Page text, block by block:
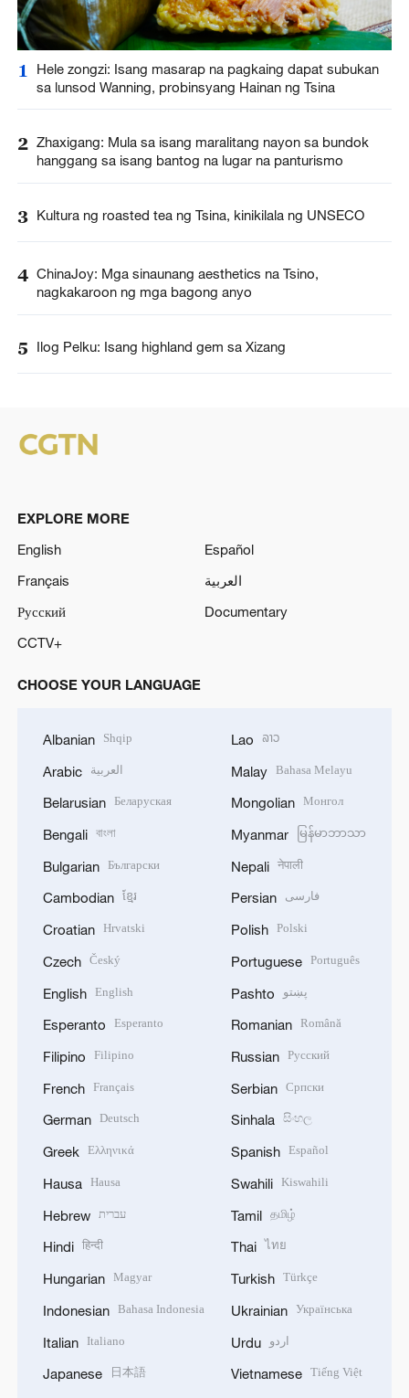
1
Hele zongzi: Isang masarap na pagkaing dapat subukan
sa lunsod Wanning, probinsyang Hainan ng Tsina
2 Zhaxigang: Mula sa isang maralitang nayon sa bundok
hanggang sa isang bantog na lugar na panturismo
3 Kultura ng roasted tea ng Tsina, kinikilala ng UNSECO
4 ChinaJoy: Mga sinaunang aesthetics na Tsino,
nagkakaroon ng mga bagong anyo
5 Ilog Pelku: Isang highland gem sa Xizang
EXPLORE MORE
English
Español
Français
العربية
Русский
Documentary
CCTV+
CHOOSE YOUR LANGUAGE
Albanian Shqip
Arabic العربية
Belarusian Беларуская
Bengali বাংলা
Bulgarian Български
Cambodian ខ្មែរ
Croatian Hrvatski
Czech Český
English English
Esperanto Esperanto
Filipino Filipino
French Français
German Deutsch
Greek Ελληνικά
Hausa Hausa
Hebrew עברית
Hindi हिन्दी
Hungarian Magyar
Indonesian Bahasa Indonesia
Italian Italiano
Japanese 日本語
Lao ລາວ
Malay Bahasa Melayu
Mongolian Монгол
Myanmar မြန်မာဘာသာ
Nepali नेपाली
Persian فارسی
Polish Polski
Portuguese Português
Pashto پښتو
Romanian Română
Russian Русский
Serbian Српски
Sinhala සිංහල
Spanish Español
Swahili Kiswahili
Tamil தமிழ்
Thai ไทย
Turkish Türkçe
Ukrainian Українська
Urdu اردو
Vietnamese Tiếng Việt